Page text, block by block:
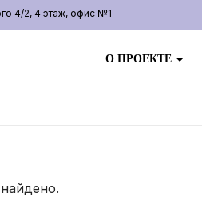
4/2, 4 этаж, офис №1
О ПРОЕКТЕ